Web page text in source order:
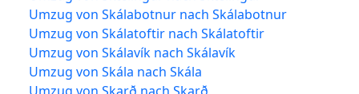
Umzug von Skálabotnur nach Skálabotnur
Umzug von Skálatoftir nach Skálatoftir
Umzug von Skálavík nach Skálavík
Umzug von Skála nach Skála